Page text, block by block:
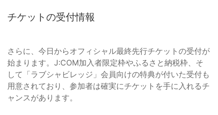
チケットの受付情報
さらに、今日からオフィシャル最終先行チケットの受付が
始まります。J:COM加入者限定枠やふるさと納税枠、そ
して「ラブシャビレッジ」会員向けの特典が付いた受付も
用意されており、参加者は確実にチケットを手に入れるチ
ャンスがあります。